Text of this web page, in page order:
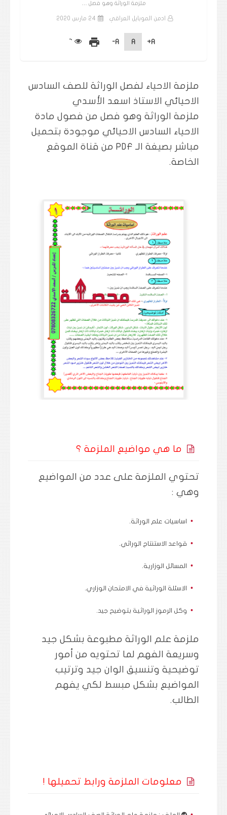
ملزمة الوراثة وهو فصل …
ادمن الموبايل العراقي 24 مارس 2020
A+
A
A-
print
ملزمة الاحياء لفصل الوراثة للصف السادس
الاحيائي الاستاذ اسعد الأسدي
ملزمة الوراثة وهو فصل من فصول مادة
الاحياء السادس الاحيائي موجودة بتحميل
مباشر بصيغة الـ PDF من قناة الموقع
الخاصة.
ما هي مواضيع الملزمة ؟
تحتوي الملزمة على عدد من المواضيع
وهي :
اساسيات علم الوراثة.
قواعد الاستنتاج الوراثي.
المسائل الوزارية.
الاسئلة الوراثية في الامتحان الوزاري.
وكل الرموز الوراثية بتوضيح جيد.
ملزمة علم الوراثة مطبوعة بشكل جيد
وسريعة الفهم لما تحتويه من أمور
توضيحية وتنسيق الوان جيد وترتيب
المواضيع بشكل مبسط لكي يفهم
الطالب.
معلومات الملزمة ورابط تحميلها !